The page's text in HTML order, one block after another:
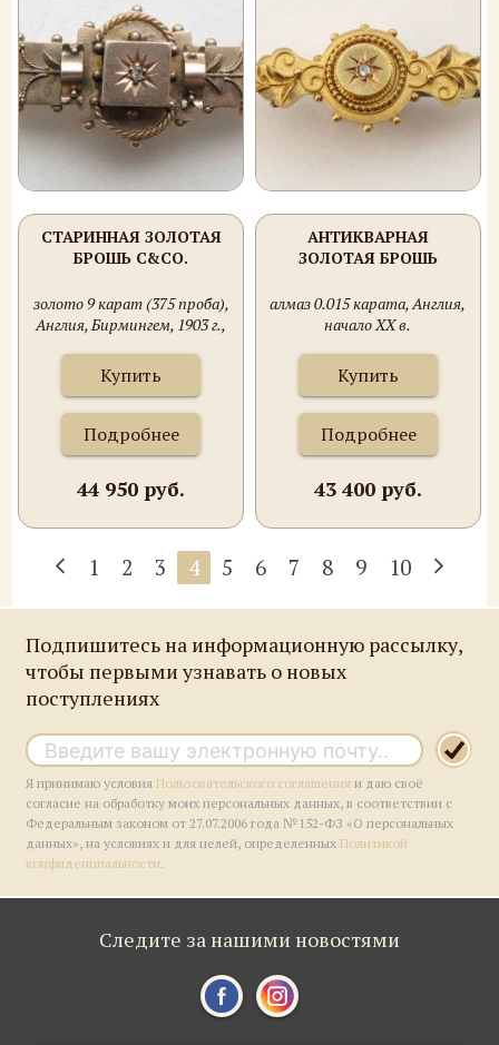
СТАРИННАЯ ЗОЛОТАЯ
БРОШЬ C&CO.
золото 9 карат (375 проба),
Англия, Бирмингем, 1903 г.,
Купить
Подробнее
44 950 руб.
АНТИКВАРНАЯ
ЗОЛОТАЯ БРОШЬ
алмаз 0.015 карата, Англия,
начало ХХ в.
Купить
Подробнее
43 400 руб.
1 2 3 4 5 6 7 8 9 10
Подпишитесь на информационную рассылку,
чтобы первыми узнавать о новых
поступлениях
Я принимаю условияПользовательского соглашения и даю своё
согласие на обработку моих персональных данных, в соответствии с
Федеральным законом от 27.07.2006 года №152-ФЗ «О персональных
данных», на условиях и для целей, определенныхПолитикой
конфиденциальности.
Следите за нашими новостями